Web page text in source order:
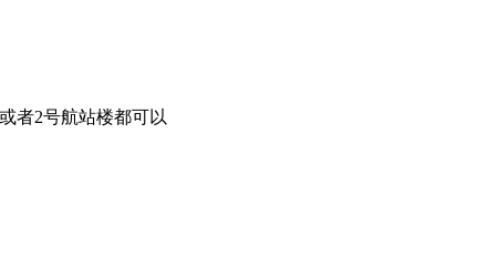
者2号航站楼都可以